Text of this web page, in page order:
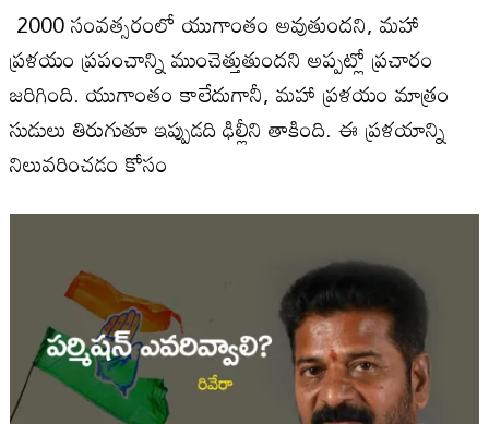
2000 సంవ‌త్స‌రంలో యుగాంతం అవుతుంద‌ని, మ‌హా
ప్ర‌ళ‌యం ప్ర‌పంచాన్ని ముంచెత్తుతుంద‌ని అప్ప‌ట్లో ప్ర‌చారం
జ‌రిగింది. యుగాంతం కాలేదుగానీ, మ‌హా ప్ర‌ళ‌యం మాత్రం
సుడులు తిరుగుతూ ఇప్పుడ‌ది ఢిల్లీని తాకింది. ఈ ప్ర‌ళ‌యాన్ని
నిలువ‌రించ‌డం కోసం